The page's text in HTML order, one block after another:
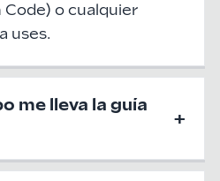
Code) o cualquier
uses.
me lleva la guía
+